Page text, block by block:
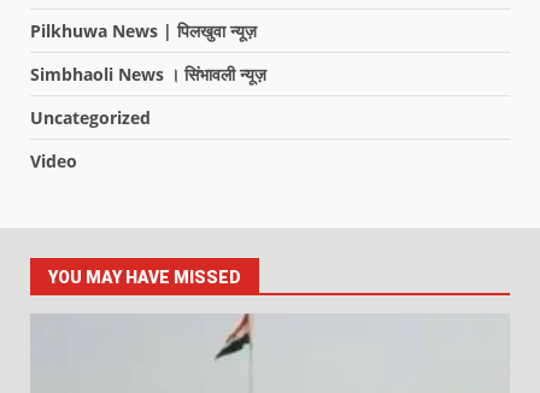
Pilkhuwa News | पिलखुवा न्यूज़
Simbhaoli News । सिंभावली न्यूज़
Uncategorized
Video
YOU MAY HAVE MISSED